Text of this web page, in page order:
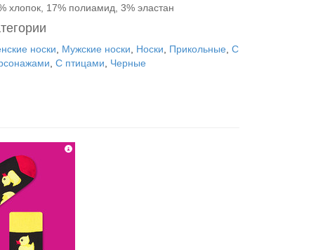
хлопок, 17% полиамид, 3% эластан
носки Мужские носки Носки Прикольные С
С птицами Черные